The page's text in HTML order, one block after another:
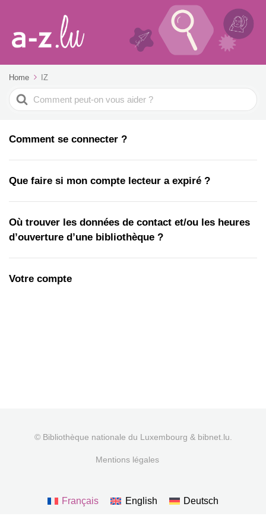
Home IZ
Search
For
Comment se connecter ?
Que faire si mon compte lecteur a expiré ?
Où trouver les données de contact et/ou les heures
d’ouverture d’une bibliothèque ?
Votre compte
© Bibliothèque nationale du Luxembourg & bibnet.lu.
Mentions légales
Français English Deutsch